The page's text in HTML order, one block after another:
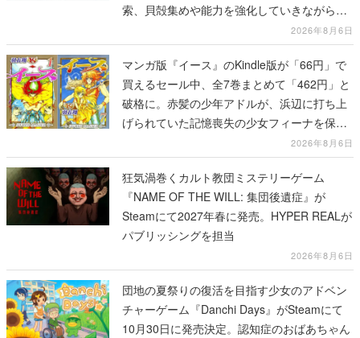
索、貝殻集めや能力を強化していきながら、
2026年8月6日
マンガ版『イース』のKindle版が「66円」で
買えるセール中、全7巻まとめて「462円」と
破格に。赤髪の少年アドルが、浜辺に打ち上
げられていた記憶喪失の少女フィーナを保護
2026年8月6日
狂気渦巻くカルト教団ミステリーゲーム
『NAME OF THE WILL: 集団後遺症』が
Steamにて2027年春に発売。HYPER REALが
パブリッシングを担当
2026年8月6日
団地の夏祭りの復活を目指す少女のアドベン
チャーゲーム『Danchi Days』がSteamにて
10月30日に発売決定。認知症のおばあちゃん